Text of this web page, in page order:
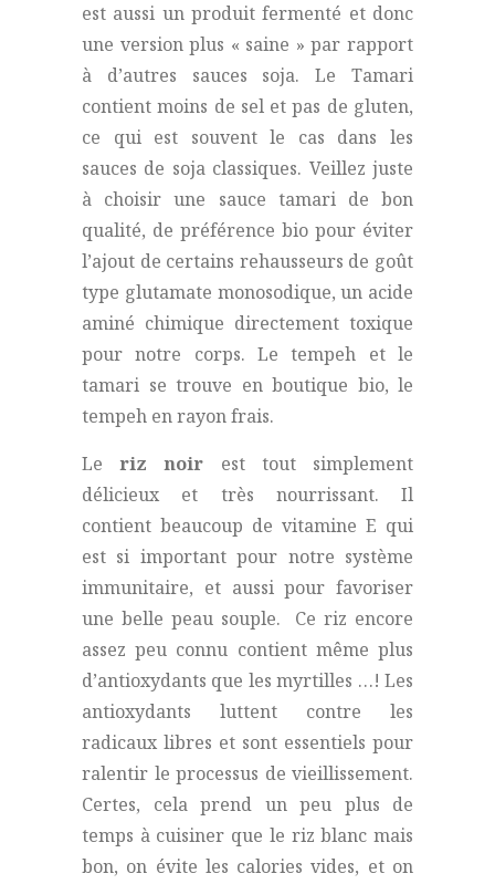
est aussi un produit fermenté et donc
une version plus « saine » par rapport
à d’autres sauces soja. Le Tamari
contient moins de sel et pas de gluten,
ce qui est souvent le cas dans les
sauces de soja classiques. Veillez juste
à choisir une sauce tamari de bon
qualité, de préférence bio pour éviter
l’ajout de certains rehausseurs de goût
type glutamate monosodique, un acide
aminé chimique directement toxique
pour notre corps. Le tempeh et le
tamari se trouve en boutique bio, le
tempeh en rayon frais.
Leriz noir est tout simplement
délicieux et très nourrissant. Il
contient beaucoup de vitamine E qui
est si important pour notre système
immunitaire, et aussi pour favoriser
une belle peau souple. Ce riz encore
assez peu connu contient même plus
d’antioxydants que les myrtilles …! Les
antioxydants luttent contre les
radicaux libres et sont essentiels pour
ralentir le processus de vieillissement.
Certes, cela prend un peu plus de
temps à cuisiner que le riz blanc mais
bon, on évite les calories vides, et on